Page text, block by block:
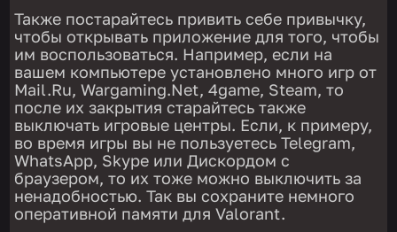
Также постарайтесь привить себе привычку,
чтобы открывать приложение для того, чтобы
им воспользоваться. Например, если на
вашем компьютере установлено много игр от
Mail.Ru, Wargaming.Net, 4game, Steam, то
после их закрытия старайтесь также
выключать игровые центры. Если, к примеру,
во время игры вы не пользуетесь Telegram,
WhatsApp, Skype или Дискордом с
браузером, то их тоже можно выключить за
ненадобностью. Так вы сохраните немного
оперативной памяти для Valorant.